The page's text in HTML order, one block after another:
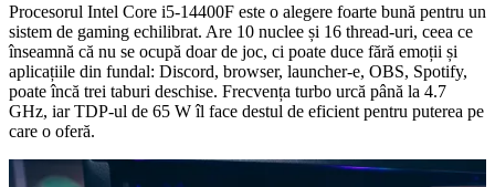
Procesorul Intel Core i5-14400F este o alegere foarte bună pentru un
sistem de gaming echilibrat. Are 10 nuclee și 16 thread-uri, ceea ce
înseamnă că nu se ocupă doar de joc, ci poate duce fără emoții și
aplicațiile din fundal: Discord, browser, launcher-e, OBS, Spotify,
poate încă trei taburi deschise. Frecvența turbo urcă până la 4.7
GHz, iar TDP-ul de 65 W îl face destul de eficient pentru puterea pe
care o oferă.